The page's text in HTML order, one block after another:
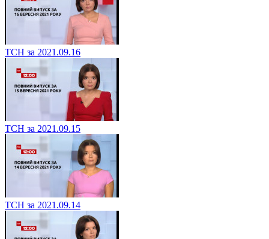
ТСН за 2021.09.16
ТСН за 2021.09.15
ТСН за 2021.09.14